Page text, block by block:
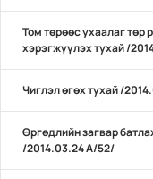
Том төрөөс ухаалаг төр
хэрэгжүүлэх тухай /
Чиглэл өгөх тухай /
Өргөдлийн загвар
/2014.03.24 А/52/